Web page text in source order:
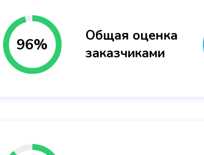
96%
Общая оценка
заказчиками